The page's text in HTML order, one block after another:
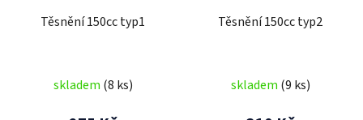
Těsnění 150cc typ1
skladem (8 ks)
Těsnění 150cc typ2
skladem (9 ks)